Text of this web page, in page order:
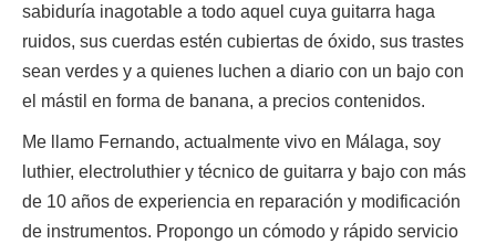
sabiduría inagotable a todo aquel cuya guitarra haga
ruidos, sus cuerdas estén cubiertas de óxido, sus trastes
sean verdes y a quienes luchen a diario con un bajo con
el mástil en forma de banana, a precios contenidos.
Me llamo Fernando, actualmente vivo en Málaga, soy
luthier, electroluthier y técnico de guitarra y bajo con más
de 10 años de experiencia en reparación y modificación
de instrumentos. Propongo un cómodo y rápido servicio